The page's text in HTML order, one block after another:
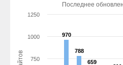
Последнее
970
970
788
788
659
659
750
1000
1250